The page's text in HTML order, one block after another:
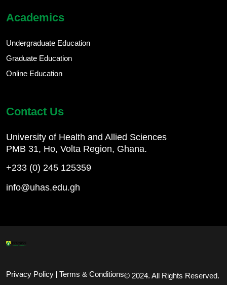
Academics
Undergraduate Education
Graduate Education
Online Education
Contact Us
University of Health and Allied Sciences
PMB 31, Ho, Volta Region, Ghana.
+233 (0) 245 125359
info@uhas.edu.gh
Footer Bottom
Privacy Policy Terms & Conditions© 2024. All Rights Reserved.